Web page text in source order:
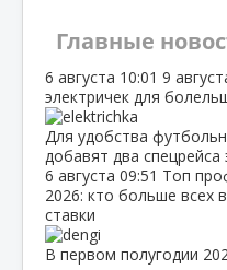
Главные
6 августа 10:01 9
электричек для
Для удобства
добавят два спецрейса
6 августа 09:51 Топ
2026: кто больше всех
ставки
В первом полугодии